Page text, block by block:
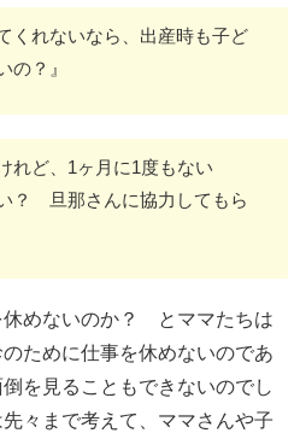
くれないなら、出産時も子ど
の？』
れど、1ヶ月に1度もない
？ 旦那さんに協力してもら
休めないのか？ とママたちは
ために仕事を休めないのであ
を見ることもできないのでし
々まで考えて、ママさんや子